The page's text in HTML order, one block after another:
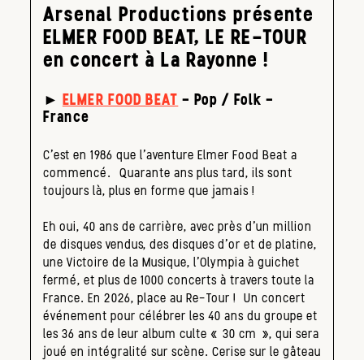
Arsenal Productions présente
ELMER FOOD BEAT, LE RE-TOUR
en concert à La Rayonne !
► ELMER FOOD BEAT – Pop / Folk –
France
C’est en 1986 que l’aventure Elmer Food Beat a
commencé. Quarante ans plus tard, ils sont
toujours là, plus en forme que jamais !
Eh oui, 40 ans de carrière, avec près d’un million
de disques vendus, des disques d’or et de platine,
une Victoire de la Musique, l’Olympia à guichet
fermé, et plus de 1000 concerts à travers toute la
France. En 2026, place au Re-Tour ! Un concert
événement pour célébrer les 40 ans du groupe et
les 36 ans de leur album culte « 30 cm », qui sera
joué en intégralité sur scène. Cerise sur le gâteau